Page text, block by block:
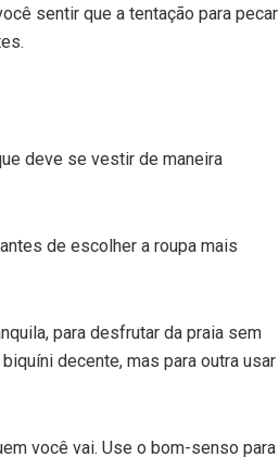
sentir que a tentação para pecar
deve se vestir de maneira
de escolher a roupa mais
para desfrutar da praia sem
decente, mas para outra usar
você vai. Use o bom-senso para